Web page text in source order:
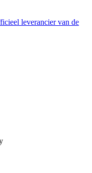
leverancier van de